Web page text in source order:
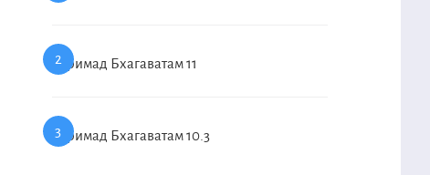
Шримад Бхагаватам 11
Шримад Бхагаватам 10.3